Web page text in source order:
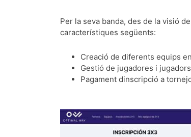
Per la seva banda, des de la visió
característiques següents:
Creació de diferents equips
Gestió de jugadores i
Pagament dinscripció a